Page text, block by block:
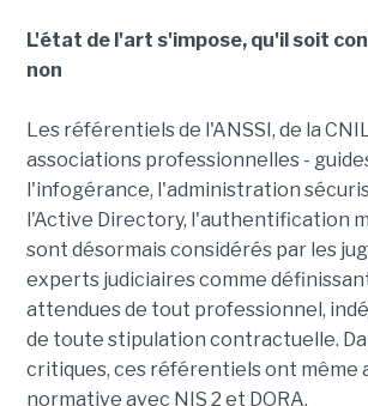
L'état de l'art s'impose, qu'il soit
non
Les référentiels de l'ANSSI, de la
associations professionnelles -
l'infogérance, l'administration
l'Active Directory, l'authentification
sont désormais considérés par les
experts judiciaires comme
attendues de tout professionnel,
de toute stipulation contractuelle.
critiques, ces référentiels ont même
normative avec NIS 2 et DORA.